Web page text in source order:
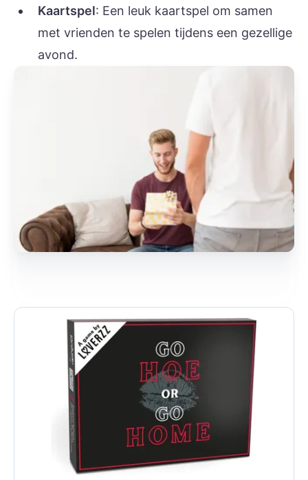
Kaartspel: Een leuk kaartspel om samen
met vrienden te spelen tijdens een gezellige
avond.